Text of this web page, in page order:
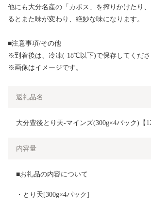
他にも大分名産の「カボス」を搾りかけたり
るとまた味が変わり、絶妙な味になります。
■注意事項/その他
※到着後は、冷凍(-18℃以下)で保存してくださ
※画像はイメージです。
返礼品名
大分豊後とり天-マインズ(300g×4パック)【
内容量
■お礼品の内容について
・とり天[300g×4パック]